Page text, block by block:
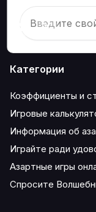
Категории
Коэффициенты и
Игровые
Информация об
Играйте ради
Азартные игры
Спросите